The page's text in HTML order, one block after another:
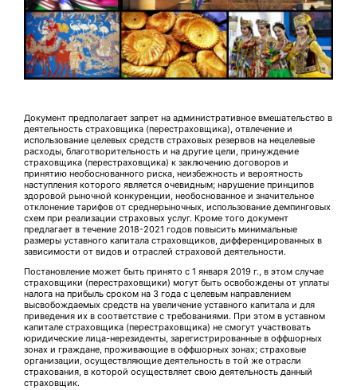
Документ предполагает запрет на административное вмешательство в
деятельность страховщика (перестраховщика), отвлечение и
использование целевых средств страховых резервов на нецелевые
расходы, благотворительность и на другие цели, принуждение
страховщика (перестраховщика) к заключению договоров и
принятию необоснованного риска, неизбежность и вероятность
наступления которого является очевидным; нарушение принципов
здоровой рыночной конкуренции, необоснованное и значительное
отклонение тарифов от среднерыночных, использование демпинговых
схем при реализации страховых услуг. Кроме того документ
предлагает в течение 2018-2021 годов повысить минимальные
размеры уставного капитала страховщиков, дифференцированных в
зависимости от видов и отраслей страховой деятельности.
Постановление может быть принято с 1 января 2019 г., в этом случае
страховщики (перестраховщики) могут быть освобождены от уплаты
налога на прибыль сроком на 3 года с целевым направлением
высвобождаемых средств на увеличение уставного капитала и для
приведения их в соответствие с требованиями. При этом в уставном
капитале страховщика (перестраховщика) не смогут участвовать
юридические лица-нерезиденты, зарегистрированные в оффшорных
зонах и граждане, проживающие в оффшорных зонах; страховые
организации, осуществляющие деятельность в той же отрасли
страхования, в которой осуществляет свою деятельность данный
страховщик.